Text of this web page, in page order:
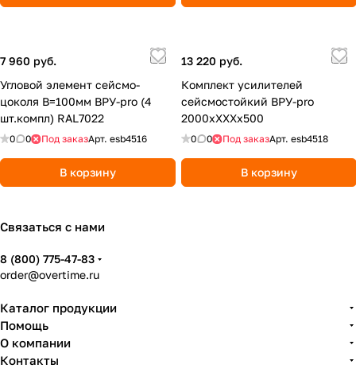
7 960 руб.
Угловой элемент сейсмо-
цоколя В=100мм ВРУ-pro (4
шт.компл) RAL7022
0 0 Под заказАрт. esb4516
В корзину
13 220 руб.
Комплект усилителей
сейсмостойкий ВРУ-pro
2000xXXXx500
0 0 Под заказАрт. esb4518
В корзину
Связаться с нами
8 (800) 775-47-83
order@overtime.ru
Каталог продукции
Помощь
О компании
Контакты